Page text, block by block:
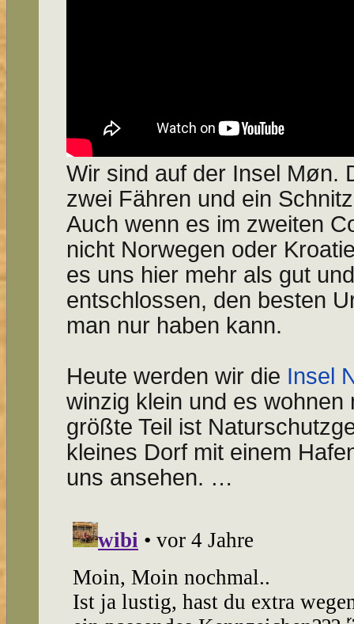
Wir sind auf der Insel Møn.
zwei Fähren und ein
Auch wenn es im zweiten
nicht Norwegen oder
es uns hier mehr als gut
entschlossen, den besten
man nur haben kann.
Heute werden wir die Insel
winzig klein und es
größte Teil ist
kleines Dorf mit einem
uns ansehen. …